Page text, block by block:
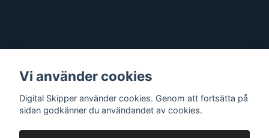
Vi använder cookies
Digital Skipper använder cookies. Genom att fortsätta på
sidan godkänner du användandet av cookies.